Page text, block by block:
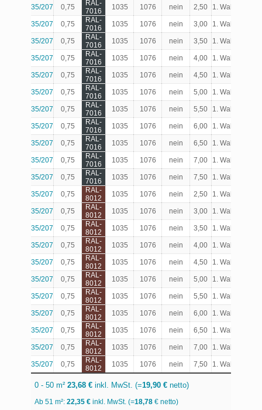
35/207 0,75
RAL-
7016
1035 1076 nein 2,50 1. Wahl
35/207 0,75
RAL-
7016
1035 1076 nein 3,00 1. Wahl
35/207 0,75
RAL-
7016
1035 1076 nein 3,50 1. Wahl
35/207 0,75
RAL-
7016
1035 1076 nein 4,00 1. Wahl
35/207 0,75
RAL-
7016
1035 1076 nein 4,50 1. Wahl
35/207 0,75
RAL-
7016
1035 1076 nein 5,00 1. Wahl
35/207 0,75
RAL-
7016
1035 1076 nein 5,50 1. Wahl
35/207 0,75
RAL-
7016
1035 1076 nein 6,00 1. Wahl
35/207 0,75
RAL-
7016
1035 1076 nein 6,50 1. Wahl
35/207 0,75
RAL-
7016
1035 1076 nein 7,00 1. Wahl
35/207 0,75
RAL-
7016
1035 1076 nein 7,50 1. Wahl
35/207 0,75
RAL-
8012
1035 1076 nein 2,50 1. Wahl
35/207 0,75
RAL-
8012
1035 1076 nein 3,00 1. Wahl
35/207 0,75
RAL-
8012
1035 1076 nein 3,50 1. Wahl
35/207 0,75
RAL-
8012
1035 1076 nein 4,00 1. Wahl
35/207 0,75
RAL-
8012
1035 1076 nein 4,50 1. Wahl
35/207 0,75
RAL-
8012
1035 1076 nein 5,00 1. Wahl
35/207 0,75
RAL-
8012
1035 1076 nein 5,50 1. Wahl
35/207 0,75
RAL-
8012
1035 1076 nein 6,00 1. Wahl
35/207 0,75
RAL-
8012
1035 1076 nein 6,50 1. Wahl
35/207 0,75
RAL-
8012
1035 1076 nein 7,00 1. Wahl
35/207 0,75
RAL-
8012
1035 1076 nein 7,50 1. Wahl
0 - 50 m² 23,68 € inkl. MwSt. (=19,90 € netto)
Ab 51 m²: 22,35 € inkl. MwSt. (=18,78 € netto)